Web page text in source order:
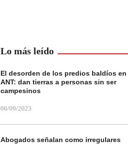
Lo más leído
El desorden de los predios baldíos en
ANT: dan tierras a personas sin ser
campesinos
06/09/2023
Abogados señalan como irregulares